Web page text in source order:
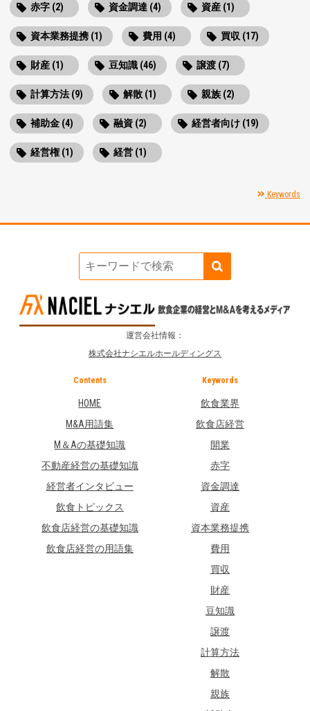
赤字 (2) 資金調達 (4) 資産 (1)
資本業務提携 (1) 費用 (4) 買収 (17)
財産 (1) 豆知識 (46) 譲渡 (7)
計算方法 (9) 解散 (1) 親族 (2)
補助金 (4) 融資 (2) 経営者向け (19)
経営権 (1) 経営 (1)
Keywords
運営会社情報：
株式会社ナシエルホールディングス
Contents
HOME
M&A用語集
M＆Aの基礎知識
不動産経営の基礎知識
経営者インタビュー
飲食トピックス
飲食店経営の基礎知識
飲食店経営の用語集
Keywords
飲食業界
飲食店経営
開業
赤字
資金調達
資産
資本業務提携
費用
買収
財産
豆知識
譲渡
計算方法
解散
親族